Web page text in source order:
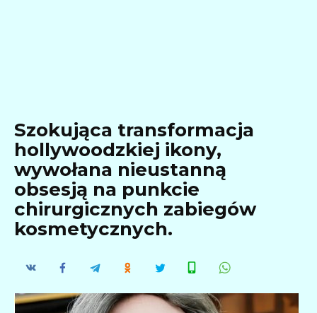
Szokująca transformacja
hollywoodzkiej ikony,
wywołana nieustanną
obsesją na punkcie
chirurgicznych zabiegów
kosmetycznych.